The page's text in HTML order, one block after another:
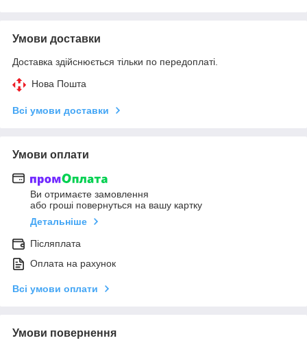
Умови доставки
Доставка здійснюється тільки по передоплаті.
Нова Пошта
Всі умови доставки
Умови оплати
Ви отримаєте замовлення
або гроші повернуться на вашу картку
Детальніше
Післяплата
Оплата на рахунок
Всі умови оплати
Умови повернення